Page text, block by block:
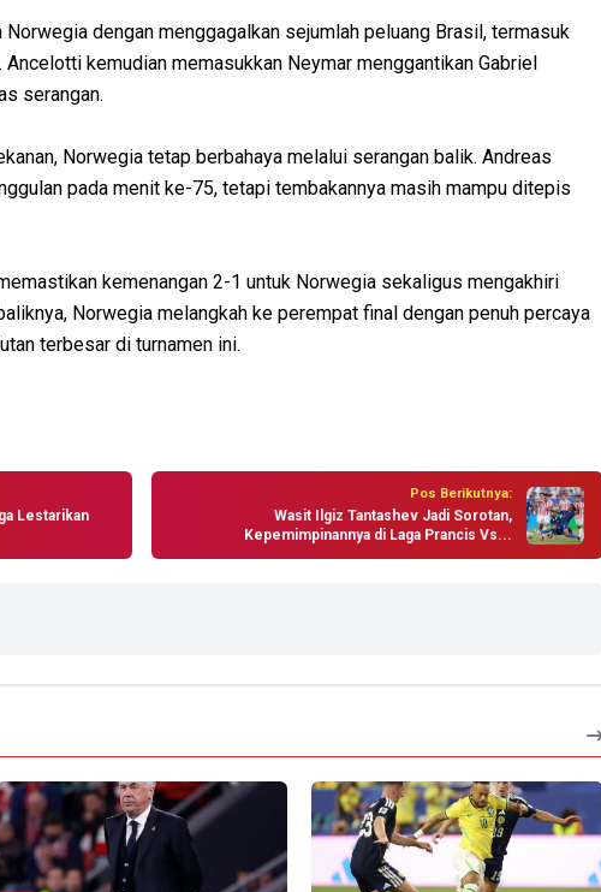
dengan menggagalkan sejumlah peluang Brasil, termasuk
Ancelotti kemudian memasukkan Neymar menggantikan Gabriel
serangan.
Norwegia tetap berbahaya melalui serangan balik. Andreas
pada menit ke-75, tetapi tembakannya masih mampu ditepis
kemenangan 2-1 untuk Norwegia sekaligus mengakhiri
Norwegia melangkah ke perempat final dengan penuh percaya
terbesar di turnamen ini.
Lestarikan
Pos Berikutnya:
Wasit Ilgiz Tantashev Jadi Sorotan,
Kepemimpinannya di Laga Prancis Vs...